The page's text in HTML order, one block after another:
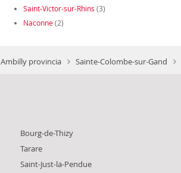
Saint-Victor-sur-Rhins (3)
Naconne(2)
Ambilly provincia Sainte-Colombe-sur-Gand
Bourg-de-Thizy
Tarare
Saint-Just-la-Pendue